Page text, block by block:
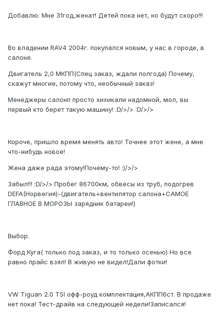
Добавлю. Мне 31год,женат! Детей пока нет, но будут скоро!!!
Во владении RAV4 2004г. покупался новым, у нас в городе, в
салоне.
Двигатель 2,0 МКПП(Спец заказ, ждали полгода) Почему,
скажут многие, потому что, необычный заказ!
Менеджеры салонп просто хихикали надомной, мол, вы
первый кто берет такую машину! :D/>/> :D/>/>
Короче, пришло время менять авто! Точнее этот жене, а мне
что-нибудь новое!
Жена даже рада этому!Почему-то! :)/>/>
Забыл!!! :D/>/> Пробег 86700км, обвесы из труб, подогрев
DEFA(Норвегия)-(двигатель+вентилятор салона+САМОЕ
ГЛАВНОЕ В МОРОЗЫ зарядник батареи!)
Выбор.
Форд Куга( только под заказ, и то только осенью) Но все
равно прайс взял! В живую не видел!Дали фотки!
VW Tiguan 2.0 TSI офф-роуд комплектация,АКПП6ст. В продаже
нет пока! Тест-драйв на следующей недели!Записался!